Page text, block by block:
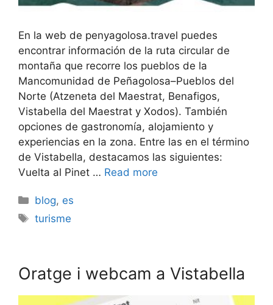
En la web de penyagolosa.travel puedes
encontrar información de la ruta circular de
montaña que recorre los pueblos de la
Mancomunidad de Peñagolosa–Pueblos del
Norte (Atzeneta del Maestrat, Benafigos,
Vistabella del Maestrat y Xodos). También
opciones de gastronomía, alojamiento y
experiencias en la zona. Entre las en el término
de Vistabella, destacamos las siguientes:
Vuelta al Pinet … Read more
Categories
blog, es
Etiquetes
turisme
Oratge i webcam a Vistabella